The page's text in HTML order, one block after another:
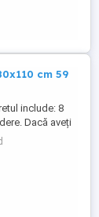
cm 59
include: 8
Dacă aveți
puteți
a prelungi
Flex 440 gr mp
gr mp,